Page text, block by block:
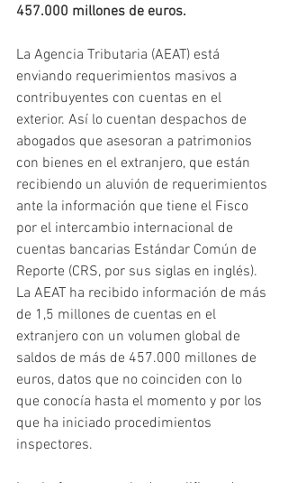
457.000 millones de euros.
La Agencia Tributaria (AEAT) está
enviando requerimientos masivos a
contribuyentes con cuentas en el
exterior. Así lo cuentan despachos de
abogados que asesoran a patrimonios
con bienes en el extranjero, que están
recibiendo un aluvión de requerimientos
ante la información que tiene el Fisco
por el intercambio internacional de
cuentas bancarias Estándar Común de
Reporte (CRS, por sus siglas en inglés).
La AEAT ha recibido información de más
de 1,5 millones de cuentas en el
extranjero con un volumen global de
saldos de más de 457.000 millones de
euros, datos que no coinciden con lo
que conocía hasta el momento y por los
que ha iniciado procedimientos
inspectores.